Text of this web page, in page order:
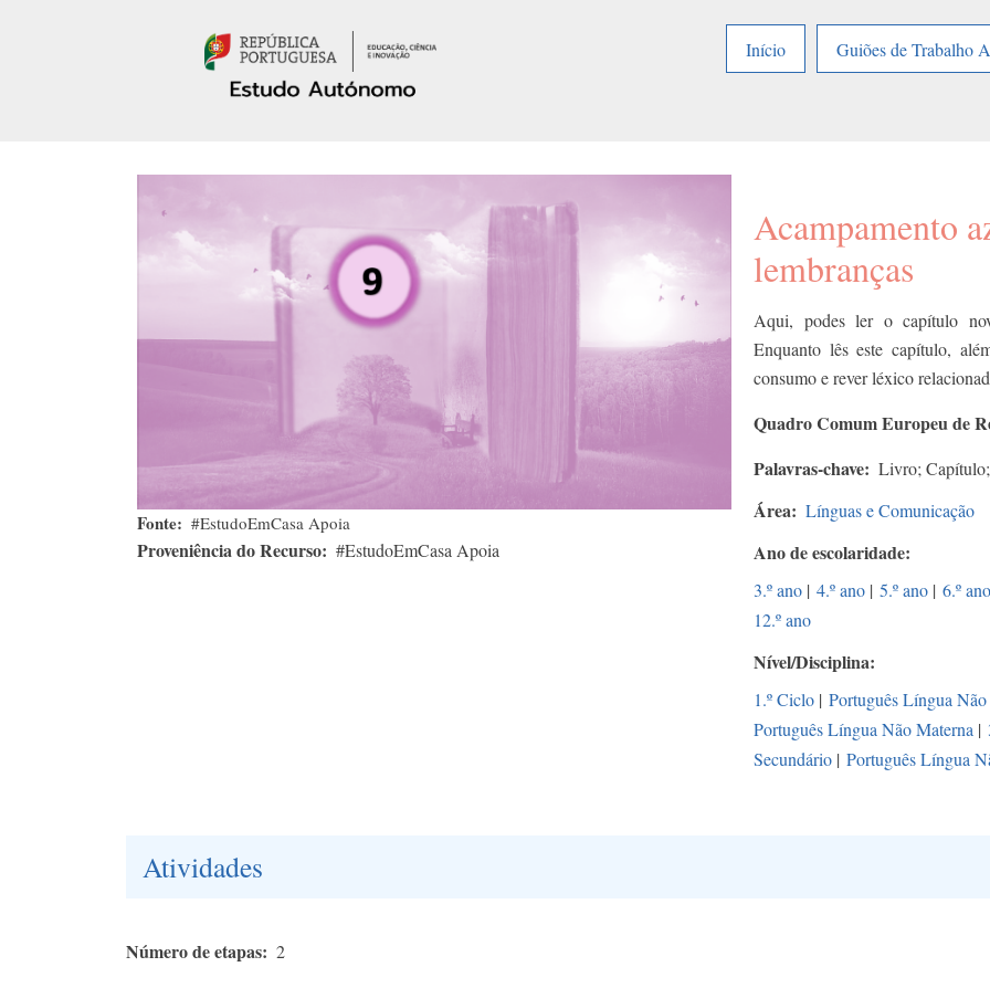
Início
Guiões de Trabalho
Fonte #EstudoEmCasa Apoia
Proveniência do Recurso #EstudoEmCasa Apoia
Acampamento
lembranças
Aqui, podes ler o capítulo
Enquanto lês este capítulo,
consumo e rever léxico
Quadro Comum Europeu de
Palavras-chave
Livro;
Área Línguas e Comunicação
Ano de escolaridade
3.º ano | 4.º ano | 5.º ano | 6.º ano
12.º ano
Nível/Disciplina
1.º Ciclo | Português Língua
Português Língua Não Materna |
Secundário | Português Língua
Atividades
Número de etapas 2